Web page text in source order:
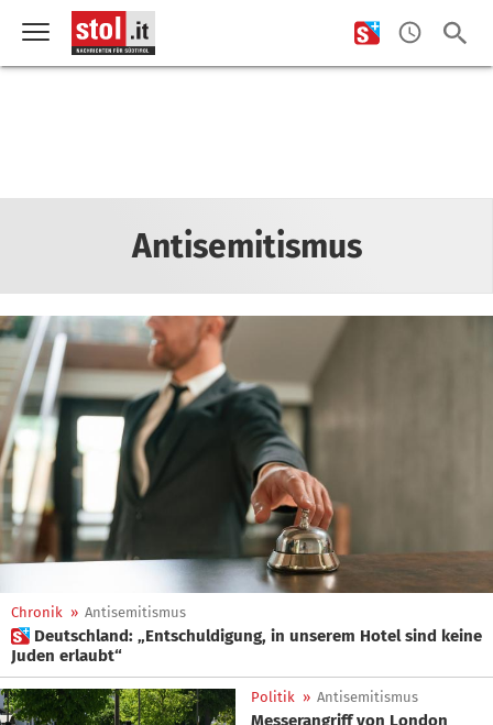
Antisemitismus
Chronik » Antisemitismus
 Deutschland: „Entschuldigung, in unserem Hotel sind keine
Juden erlaubt“
Politik » Antisemitismus
Messerangriff von London